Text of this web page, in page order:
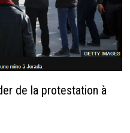
de la protestation à